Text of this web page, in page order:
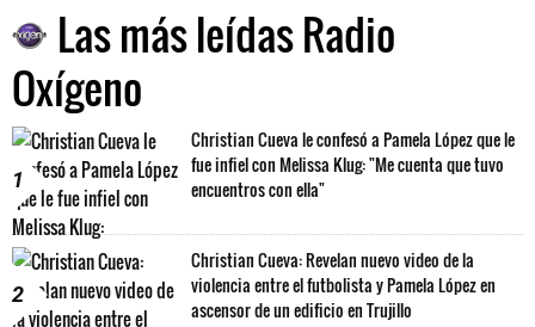
Las más leídas Radio
Oxígeno
1
Christian Cueva le confesó a Pamela López que le
fue infiel con Melissa Klug: "Me cuenta que tuvo
encuentros con ella"
2
Christian Cueva: Revelan nuevo video de la
violencia entre el futbolista y Pamela López en
ascensor de un edificio en Trujillo